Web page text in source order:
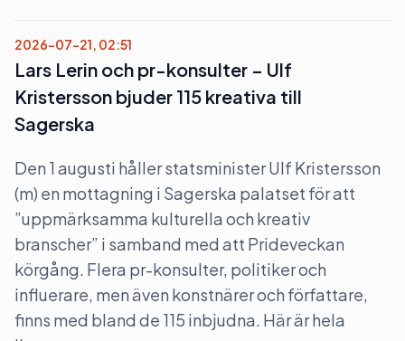
2026-07-21, 02:51
Lars Lerin och pr-konsulter – Ulf
Kristersson bjuder 115 kreativa till
Sagerska
Den 1 augusti håller statsminister Ulf Kristersson
(m) en mottagning i Sagerska palatset för att
”uppmärksamma kulturella och kreativ
branscher” i samband med att Prideveckan
körgång. Flera pr-konsulter, politiker och
influerare, men även konstnärer och författare,
finns med bland de 115 inbjudna. Här är hela